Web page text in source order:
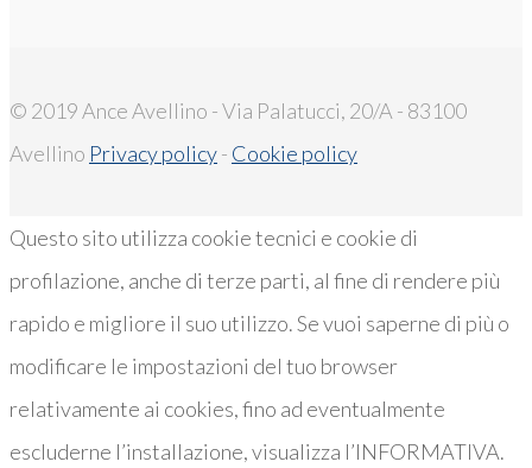
© 2019 Ance Avellino - Via Palatucci, 20/A - 83100
Avellino Privacy policy- Cookie policy
Questo sito utilizza cookie tecnici e cookie di
profilazione, anche di terze parti, al fine di rendere più
rapido e migliore il suo utilizzo. Se vuoi saperne di più o
modificare le impostazioni del tuo browser
relativamente ai cookies, fino ad eventualmente
escluderne l’installazione, visualizza l’INFORMATIVA.